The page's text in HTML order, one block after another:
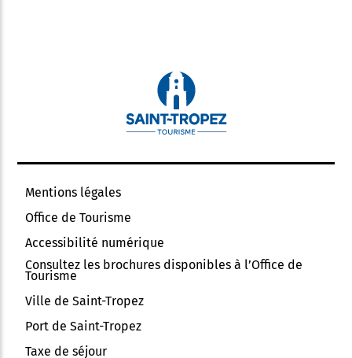
Mentions légales
Office de Tourisme
Accessibilité numérique
Consultez les brochures disponibles à l’Office de
Tourisme
Ville de Saint-Tropez
Port de Saint-Tropez
Taxe de séjour